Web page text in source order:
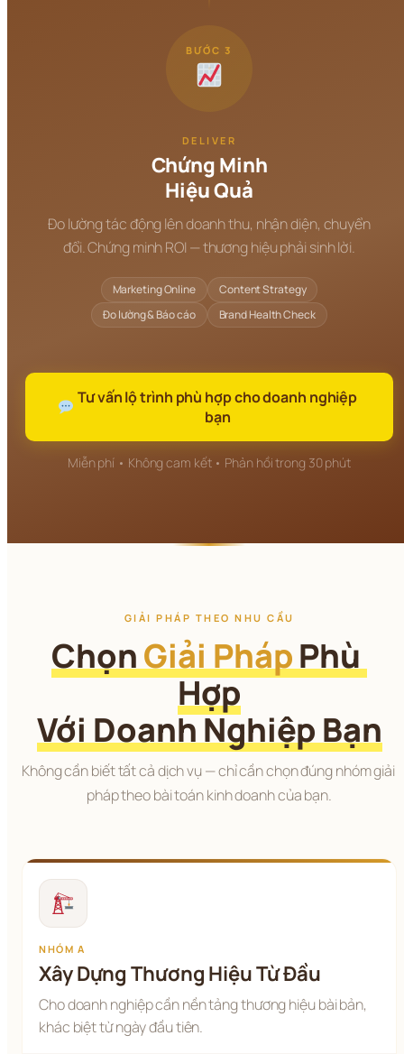
BƯỚC 3
DELIVER
Chứng Minh
Hiệu Quả
Đo lường tác động lên doanh thu, nhận diện, chuyển
đổi. Chứng minh ROI — thương hiệu phải sinh lời.
Marketing Online
Content Strategy
Đo lường & Báo cáo
Brand Health Check
Tư vấn lộ trình phù hợp cho doanh nghiệp
bạn
Miễn phí • Không cam kết • Phản hồi trong 30 phút
GIẢI PHÁP THEO NHU CẦU
Chọn Giải Pháp Phù
Hợp
Với Doanh Nghiệp Bạn
Không cần biết tất cả dịch vụ — chỉ cần chọn đúng nhóm giải
pháp theo bài toán kinh doanh của bạn.
NHÓM A
Xây Dựng Thương Hiệu Từ Đầu
Cho doanh nghiệp cần nền tảng thương hiệu bài bản,
khác biệt từ ngày đầu tiên.